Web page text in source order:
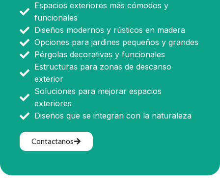
Espacios exteriores más cómodos y
funcionales
Diseños modernos y rústicos en madera
Opciones para jardines pequeños y grandes
Pérgolas decorativas y funcionales
Estructuras para zonas de descanso
exterior
Soluciones para mejorar espacios
exteriores
Diseños que se integran con la naturaleza
Contactanos